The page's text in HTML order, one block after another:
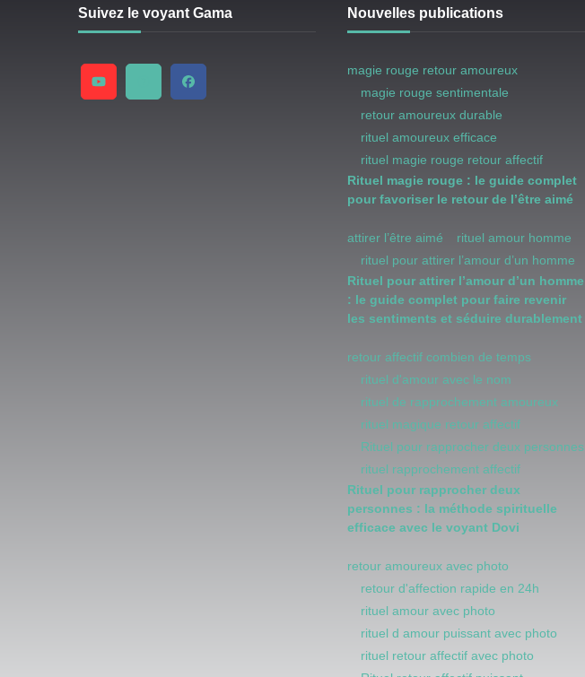
Suivez le voyant Gama Nouvelles publications
magie rouge retour amoureux
magie rouge sentimentale
retour amoureux durable
rituel amoureux efficace
rituel magie rouge retour affectif
Rituel magie rouge : le guide complet
pour favoriser le retour de l’être aimé
attirer l’être aimé
rituel amour homme
rituel pour attirer l’amour d’un homme
Rituel pour attirer l’amour d’un homme
: le guide complet pour faire revenir
les sentiments et séduire durablement
retour affectif combien de temps
rituel d'amour avec le nom
rituel de rapprochement amoureux
rituel magique retour affectif
Rituel pour rapprocher deux personnes
rituel rapprochement affectif
Rituel pour rapprocher deux
personnes : la méthode spirituelle
efficace avec le voyant Dovi
retour amoureux avec photo
retour d'affection rapide en 24h
rituel amour avec photo
rituel d amour puissant avec photo
rituel retour affectif avec photo